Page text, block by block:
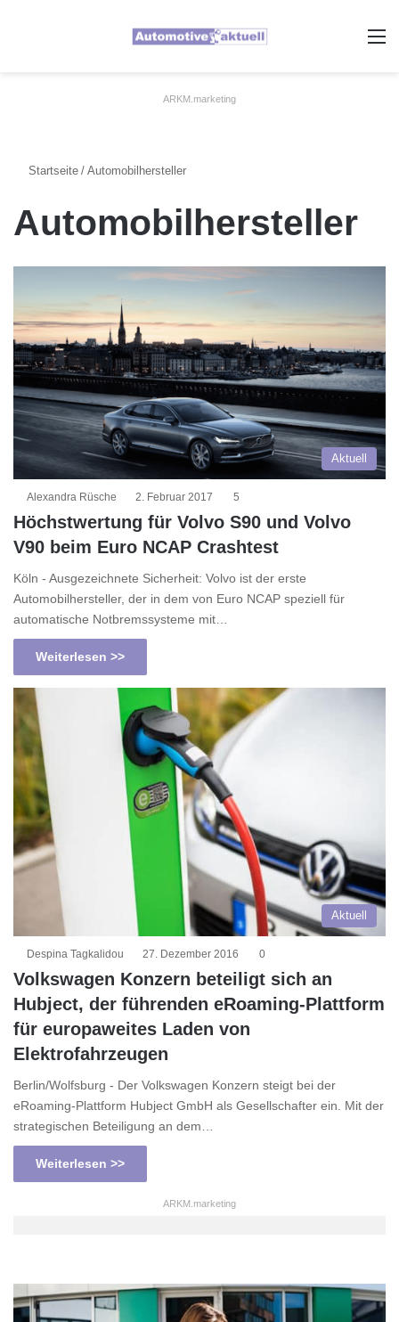
ARKM.marketing
Startseite / Automobilhersteller
Automobilhersteller
Aktuell
Alexandra Rüsche 2. Februar 2017 5
Höchstwertung für Volvo S90 und Volvo
V90 beim Euro NCAP Crashtest
Köln - Ausgezeichnete Sicherheit: Volvo ist der erste
Automobilhersteller, der in dem von Euro NCAP speziell für
automatische Notbremssysteme mit…
Weiterlesen >>
Aktuell
Despina Tagkalidou 27. Dezember 2016 0
Volkswagen Konzern beteiligt sich an
Hubject, der führenden eRoaming-Plattform
für europaweites Laden von
Elektrofahrzeugen
Berlin/Wolfsburg - Der Volkswagen Konzern steigt bei der
eRoaming-Plattform Hubject GmbH als Gesellschafter ein. Mit der
strategischen Beteiligung an dem…
Weiterlesen >>
ARKM.marketing